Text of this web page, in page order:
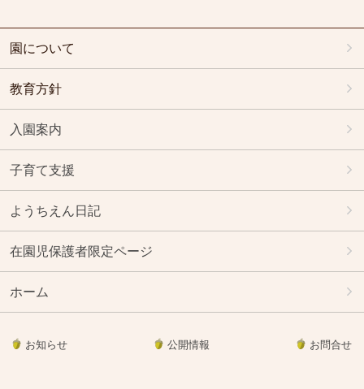
園について
教育方針
入園案内
子育て支援
ようちえん日記
在園児保護者限定ページ
ホーム
お知らせ 公開情報 お問合せ